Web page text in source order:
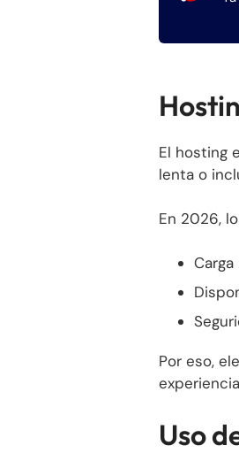
El hosting
lenta o
En 2026,
Por eso,
Uso